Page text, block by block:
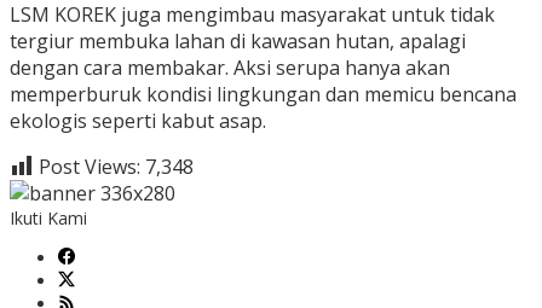
LSM KOREK juga mengimbau masyarakat untuk tidak
tergiur membuka lahan di kawasan hutan, apalagi
dengan cara membakar. Aksi serupa hanya akan
memperburuk kondisi lingkungan dan memicu bencana
ekologis seperti kabut asap.
Post Views: 7,348
Ikuti Kami